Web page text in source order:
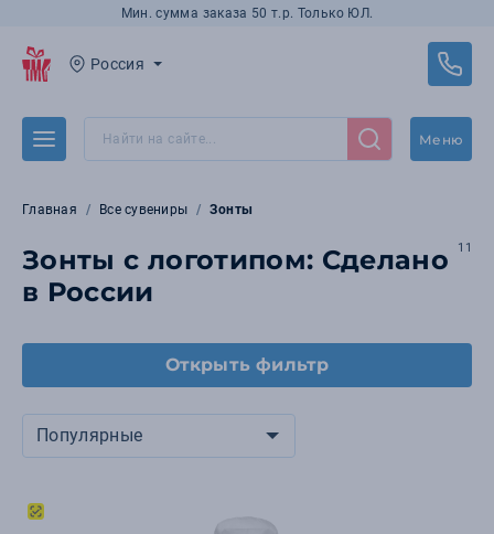
Мин. сумма заказа 50 т.р. Только ЮЛ.
Россия
Меню
Главная Все сувениры Зонты
Зонты с логотипом: Сделано
в России
11
Открыть фильтр
Популярные